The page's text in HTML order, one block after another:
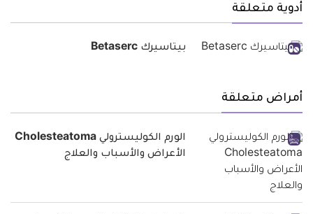
أدوية متعلقة
بيتاسيرك Betaserc
أمراض متعلقة
الورم الكوليسترولي Cholesteatoma
الأعراض والأسباب والعلاج